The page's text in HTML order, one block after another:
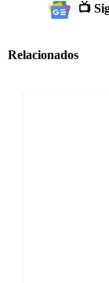
📺
Relacionados